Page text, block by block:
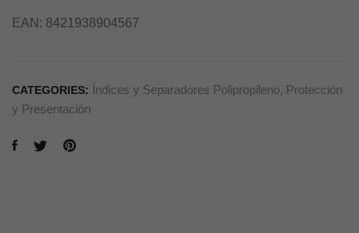
EAN: 8421938904567
CATEGORIES: Índices y Separadores Polipropileno, Protección
y Presentación